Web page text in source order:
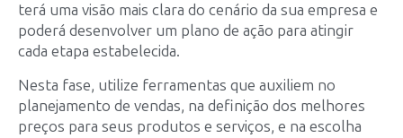
terá uma visão mais clara do cenário da sua empresa e
poderá desenvolver um plano de ação para atingir
cada etapa estabelecida.
Nesta fase, utilize ferramentas que auxiliem no
planejamento de vendas, na definição dos melhores
preços para seus produtos e serviços, e na escolha